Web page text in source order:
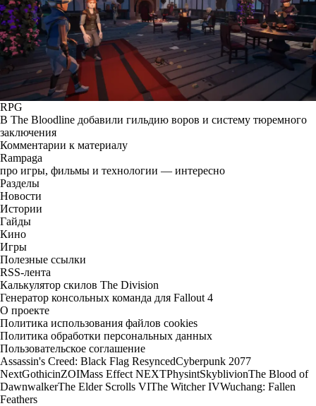
RPG
В The Bloodline добавили гильдию воров и систему тюремного
заключения
Комментарии к материалу
Rampaga
про игры, фильмы и технологии — интересно
Разделы
Новости
Истории
Гайды
Кино
Игры
Полезные ссылки
RSS-лента
Калькулятор скилов The Division
Генератор консольных команда для Fallout 4
О проекте
Политика использования файлов cookies
Политика обработки персональных данных
Пользовательское соглашение
Assassin's Creed: Black Flag ResyncedCyberpunk 2077
NextGothicinZOIMass Effect NEXTPhysintSkyblivionThe Blood of
DawnwalkerThe Elder Scrolls VIThe Witcher IVWuchang: Fallen
Feathers